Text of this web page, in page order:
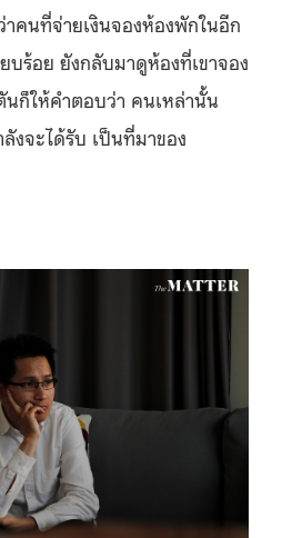
คนที่จ่ายเงินจองห้องพักในอีก
บร้อย ยังกลับมาดูห้องที่เขาจอง
ก็ให้คำตอบว่า คนเหล่านั้น
งจะได้รับ เป็นที่มาของ